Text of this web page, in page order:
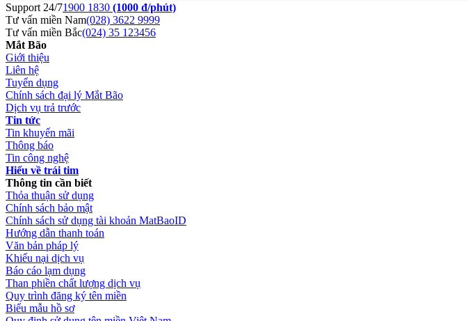
Support 24/71900 1830 (1000 đ/phút)
Tư vấn miền Nam(028) 3622 9999
Tư vấn miền Bắc(024) 35 123456
Mắt Bão
Giới thiệu
Liên hệ
Tuyển dụng
Chính sách đại lý Mắt Bão
Dịch vụ trả trước
Tin tức
Tin khuyến mãi
Thông báo
Tin công nghệ
Hiểu về trái tim
Thông tin cần biết
Thỏa thuận sử dụng
Chính sách bảo mật
Chính sách sử dụng tài khoản MatBaoID
Hướng dẫn thanh toán
Văn bản pháp lý
Khiếu nại dịch vụ
Báo cáo lạm dụng
Than phiền chất lượng dịch vụ
Quy trình đăng ký tên miền
Biểu mẫu hồ sơ